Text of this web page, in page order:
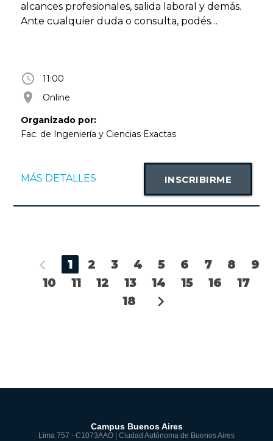
alcances profesionales, salida laboral y demás.
Ante cualquier duda o consulta, podés
access_time 11:00
room Online
Organizado por:
Fac. de Ingeniería y Ciencias Exactas
MÁS DETALLES INSCRIBIRME
chevron_left 1 2 3 4 5 6 7 8
9
10
11 12 13 14 15 16
17
18
chevron_right
Campus Buenos Aires
Lima 757 - C1073AAO | Ciudad Autónoma de Buenos Aires